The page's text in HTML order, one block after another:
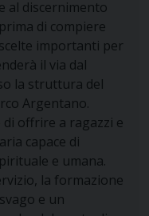
e al discernimento
prima di compiere
scelte importanti per
il via dal
la struttura del
Argentano.
offrire a ragazzi e
capace di
e umana.
la formazione
e un